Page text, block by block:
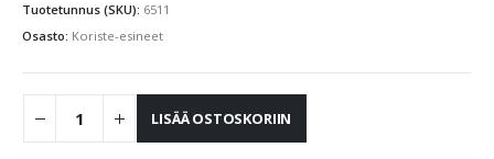
Tuotetunnus (SKU): 6511
Osasto: Koriste-esineet
LISÄÄ OSTOSKORIIN